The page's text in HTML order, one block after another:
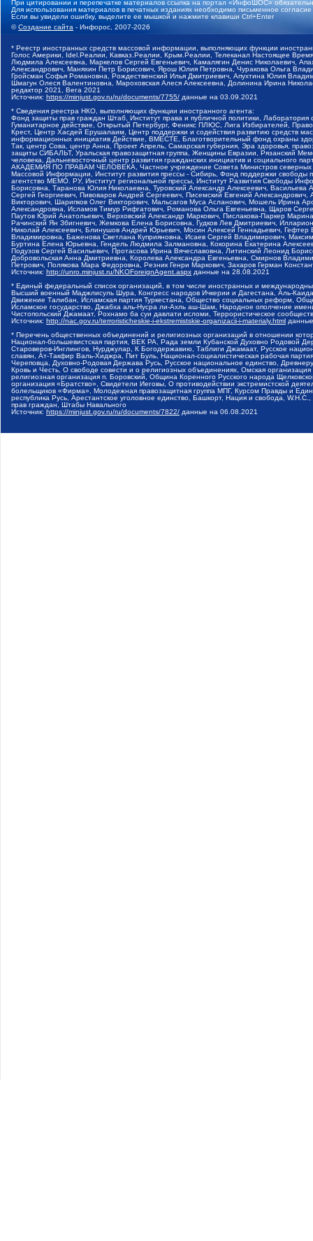
При цитировании и перепечатке материалов ссылка на портал «ИнфоШОС»
Для использования материалов в печатных изданиях необходимо письменное
Если вы увидели ошибку, выделите ее мышкой и нажмите клавиши Ctrl+Enter
©Создание сайта - Инфорос, 2007-2026
* Реестр иностранных средств массовой информации, выполняющих функции
Голос Америки, Idel.Реалии, Кавказ.Реалии, Крым.Реалии, Телеканал Настоящее
Людмила Алексеевна, Маркелов Сергей Евгеньевич, Камалягин Денис Николаевич,
Александрович, Маняхин Петр Борисович, Ярош Юлия Петровна, Чуракова Ольга
Гройсман Софья Романовна, Рождественский Илья Дмитриевич, Апухтина Юлия
Шмагун Олеся Валентиновна, Мароховская Алеся Алексеевна, Долинина Ирина
редактор 2021, Вега 2021
Источник: https://minjust.gov.ru/ru/documents/7755/ данные на 03.09.2021
* Сведения реестра НКО, выполняющих функции иностранного агента:
Фонд защиты прав граждан Штаб, Институт права и публичной политики,
Гуманитарное действие, Открытый Петербург, Феникс ПЛЮС, Лига Избирателей,
Крест, Центр Хасдей Ерушалаим, Центр поддержки и содействия развитию средств
информационных инициатив Действие, ВМЕСТЕ, Благотворительный фонд охраны
Так, центр Сова, центр Анна, Проект Апрель, Самарская губерния, Эра здоровья,
защиты СИБАЛЬТ, Уральская правозащитная группа, Женщины Евразии, Рязанский
человека, Дальневосточный центр развития гражданских инициатив и социального
АКАДЕМИЯ ПО ПРАВАМ ЧЕЛОВЕКА, Частное учреждение Совета Министров северных
Массовой Информации, Институт развития прессы - Сибирь, Фонд поддержки
агентство МЕМО. РУ, Институт региональной прессы, Институт Развития Свободы
Борисовна, Таранова Юлия Николаевна, Туровский Александр Алексеевич,
Сергей Георгиевич, Пивоваров Андрей Сергеевич, Писемский Евгений
Викторович, Шарипков Олег Викторович, Мальсагов Муса Асланович, Мошель Ирина
Александровна, Исламов Тимур Рифгатович, Романова Ольга Евгеньевна, Щаров
Паутов Юрий Анатольевич, Верховский Александр Маркович, Пислакова-Паркер
Рачинский Ян Збигневич, Жемкова Елена Борисовна, Гудков Лев Дмитриевич,
Николай Алексеевич, Блинушов Андрей Юрьевич, Мосин Алексей Геннадьевич,
Владимировна, Баженова Светлана Куприяновна, Исаев Сергей Владимирович,
Буртина Елена Юрьевна, Гендель Людмила Залмановна, Кокорина Екатерина
Подузов Сергей Васильевич, Протасова Ирина Вячеславовна, Литинский Леонид
Добровольская Анна Дмитриевна, Королева Александра Евгеньевна, Смирнов
Петрович, Полякова Мара Федоровна, Резник Генри Маркович, Захаров Герман
Источник: http://unro.minjust.ru/NKOForeignAgent.aspx данные на 28.08.2021
* Единый федеральный список организаций, в том числе иностранных и
Высший военный Маджлисуль Шура, Конгресс народов Ичкерии и Дагестана, Аль-
Движение Талибан, Исламская партия Туркестана, Общество социальных реформ,
Исламское государство, Джабха аль-Нусра ли-Ахль аш-Шам, Народное ополчение
Чистопольский Джамаат, Рохнамо ба суи давлати исломи, Террористическое
Источник: http://nac.gov.ru/terroristicheskie-i-ekstremistskie-organizacii-i-materialy.html
* Перечень общественных объединений и религиозных организаций в отношении
Национал-большевистская партия, ВЕК РА, Рада земли Кубанской Духовно Родовой
Староверов-Инглингов, Нурджулар, К Богодержавию, Таблиги Джамаат, Русское
славян, Ат-Такфир Валь-Хиджра, Пит Буль, Национал-социалистическая рабочая
Череповца, Духовно-Родовая Держава Русь, Русское национальное единство,
Кровь и Честь, О свободе совести и о религиозных объединениях, Омская
религиозная организация п. Боровский, Община Коренного Русского народа
организация «Братство», Свидетели Иеговы, О противодействии экстремистской
болельщиков «Фирма», Молодежная правозащитная группа МПГ, Курсом Правды и
республика Русь, Арестантское уголовное единство, Башкорт, Нация и свобода,
прав граждан, Штабы Навального
Источник: https://minjust.gov.ru/ru/documents/7822/ данные на 06.08.2021